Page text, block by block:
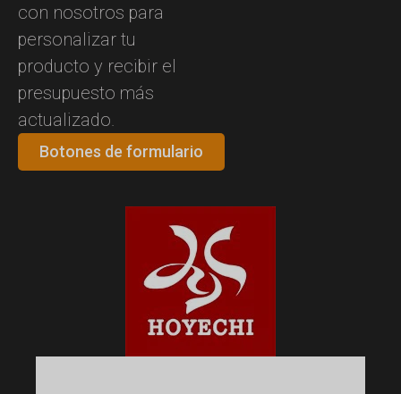
con nosotros para
personalizar tu
producto y recibir el
presupuesto más
actualizado.
Botones de formulario